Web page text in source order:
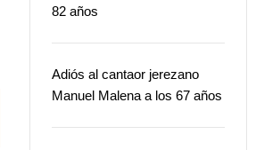
82 años
Adiós al cantaor jerezano
Manuel Malena a los 67 años